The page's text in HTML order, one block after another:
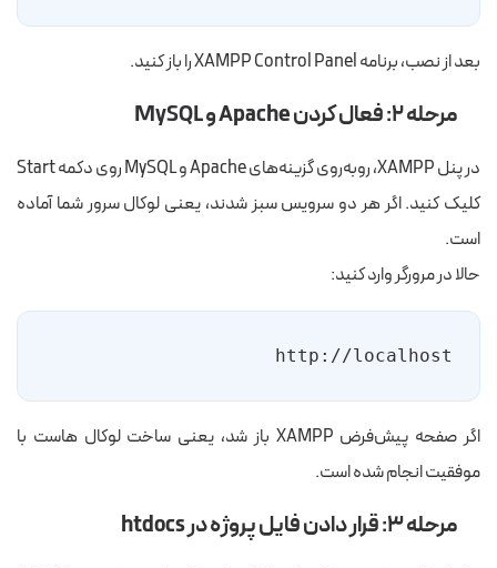
بعد از نصب، برنامه XAMPP Control Panel را باز کنید.
مرحله ۲: فعال کردن Apache و MySQL
در پنل XAMPP، روبه‌روی گزینه‌های Apache و MySQL روی دکمه Start
کلیک کنید. اگر هر دو سرویس سبز شدند، یعنی لوکال سرور شما آماده
است.
حالا در مرورگر وارد کنید:
http://localhost
اگر صفحه پیش‌فرض XAMPP باز شد، یعنی ساخت لوکال هاست با
موفقیت انجام شده است.
مرحله ۳: قرار دادن فایل پروژه در htdocs